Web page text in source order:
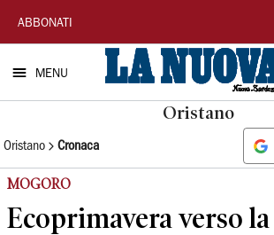
La
Nuova
Sardegna
ABBONATI
MENU
Oristano
Oristano Cronaca
MOGORO
Ecoprimavera verso la